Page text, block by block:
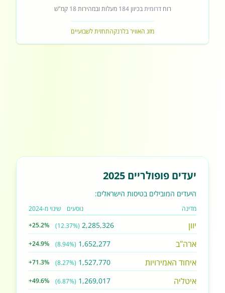
רוחדרומיתבכיוון184 מעלות ובמהירות18 קמ"ש
מזג האוויר בלרנקהתחזית לשבועיים
יעדים פופולריים 2025
היעדים המובילים בטיסות הישראלים:
מדינה נוסעים שינוי מ-2024
יוון 2,285,326
(12.37%)
+25.2%
ארה"ב 1,652,277
(8.94%)
+24.9%
איחוד האמירויות 1,527,770
(8.27%)
+71.3%
איטליה 1,269,017
(6.87%)
+49.6%